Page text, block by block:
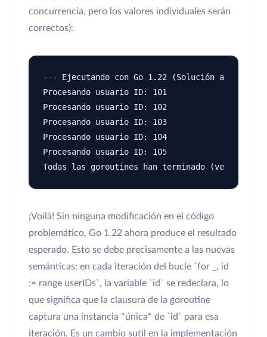
concurrencia, pero los valores individuales serán
correctos):
--- Ejecutando con Go 1.22 (Solución
Procesando usuario ID: 101
Procesando usuario ID: 102
Procesando usuario ID: 103
Procesando usuario ID: 104
Procesando usuario ID: 105
¡Voilà! Sin ninguna modificación en el código
problemático, Go 1.22 ahora produce el resultado
esperado. Esto se debe precisamente a las nuevas
semánticas: en cada iteración del bucle `for _, id
:= range userIDs`, la variable `id` se redeclara, lo
que significa que la clausura de la goroutine
captura una instancia *única* de `id` para esa
iteración. Es un cambio sutil en la implementación